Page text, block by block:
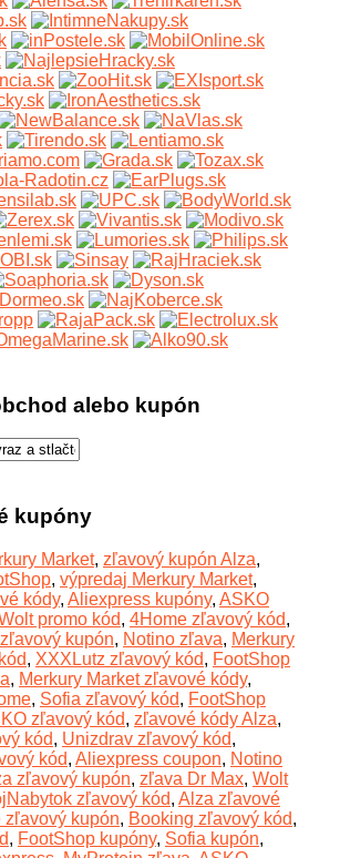
alebo kupón
kupóny
Market, zľavový kupón Alza,
, výpredaj Merkury Market,
kódy, Aliexpress kupóny, ASKO
promo kód, 4Home zľavový kód,
kupón, Notino zľava, Merkury
, XXXLutz zľavový kód, FootShop
, Merkury Market zľavové kódy,
, Sofia zľavový kód, FootShop
zľavový kód, zľavové kódy Alza,
kód, Unizdrav zľavový kód,
kód, Aliexpress coupon, Notino
zľavový kupón, zľava Dr Max, Wolt
zľavový kód, Alza zľavové
zľavový kupón, Booking zľavový kód,
, FootShop kupóny, Sofia kupón,